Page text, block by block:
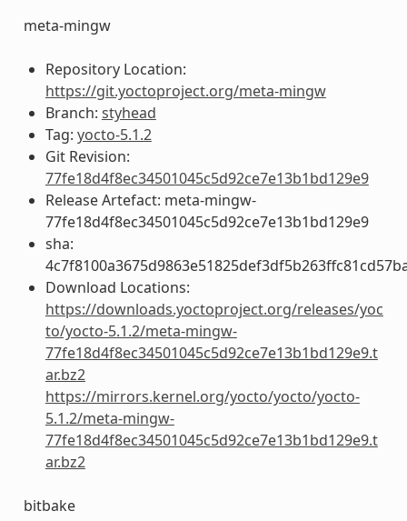
meta-mingw
Repository Location:
https://git.yoctoproject.org/meta-mingw
Branch: styhead
Tag: yocto-5.1.2
Git Revision:
77fe18d4f8ec34501045c5d92ce7e13b1bd129e9
Release Artefact: meta-mingw-
77fe18d4f8ec34501045c5d92ce7e13b1bd129e9
sha:
Download Locations:
https://downloads.yoctoproject.org/releases/yoc
to/yocto-5.1.2/meta-mingw-
77fe18d4f8ec34501045c5d92ce7e13b1bd129e9.t
ar.bz2
https://mirrors.kernel.org/yocto/yocto/yocto-
5.1.2/meta-mingw-
77fe18d4f8ec34501045c5d92ce7e13b1bd129e9.t
ar.bz2
bitbake